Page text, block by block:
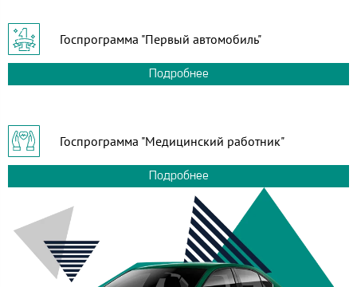
Госпрограмма "Первый автомобиль"
Подробнее
Госпрограмма "Медицинский работник"
Подробнее